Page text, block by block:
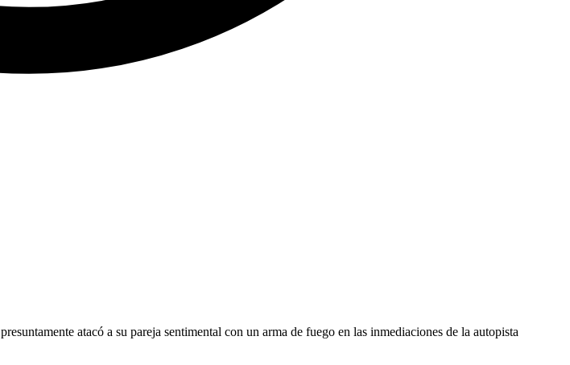
presuntamente atacó a su pareja sentimental con un arma de fuego en las inmediaciones de la autopista